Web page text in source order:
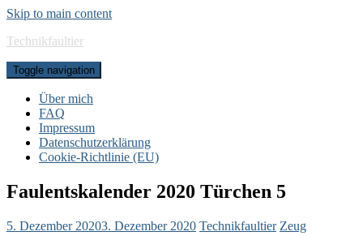
Skip to main content
Technikfaultier
Toggle navigation
Über mich
FAQ
Impressum
Datenschutzerklärung
Cookie-Richtlinie (EU)
Faulentskalender 2020 Türchen 5
5. Dezember 20203. Dezember 2020 Technikfaultier Zeug